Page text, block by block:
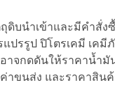
บนำเข้าและมีคำสั่ง
ปรรูป ปิโตรเคมี เค
จกดดันให้ราคาน้ำมั
ขนส่ง และราคาสิน